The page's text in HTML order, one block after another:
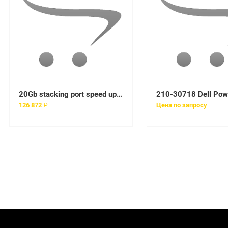
20Gb stacking port speed upgrade. Changes speed of all four stacking ports on a single SANbox 5802V from 10Gb to 20Gb
126 872 ₽ Цена по запросу